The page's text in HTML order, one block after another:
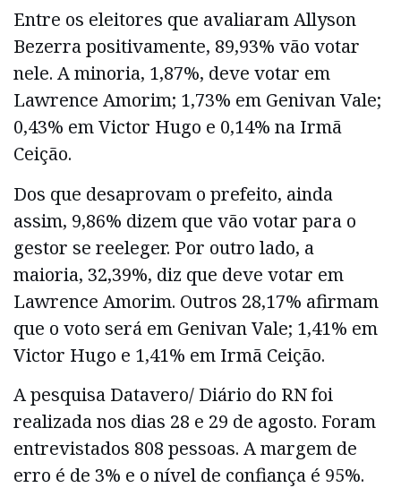
Entre os eleitores que avaliaram Allyson
Bezerra positivamente, 89,93% vão votar
nele. A minoria, 1,87%, deve votar em
Lawrence Amorim; 1,73% em Genivan Vale;
0,43% em Victor Hugo e 0,14% na Irmã
Ceição.
Dos que desaprovam o prefeito, ainda
assim, 9,86% dizem que vão votar para o
gestor se reeleger. Por outro lado, a
maioria, 32,39%, diz que deve votar em
Lawrence Amorim. Outros 28,17% afirmam
que o voto será em Genivan Vale; 1,41% em
Victor Hugo e 1,41% em Irmã Ceição.
A pesquisa Datavero/ Diário do RN foi
realizada nos dias 28 e 29 de agosto. Foram
entrevistados 808 pessoas. A margem de
erro é de 3% e o nível de confiança é 95%.